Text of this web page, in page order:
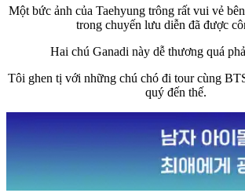
Một bức ảnh của Taehyung trông rất vui vẻ
trong chuyến lưu diễn đã được
Hai chú Ganadi này dễ thương quá
Tôi ghen tị với những chú chó đi tour cùng
quý đến thế.